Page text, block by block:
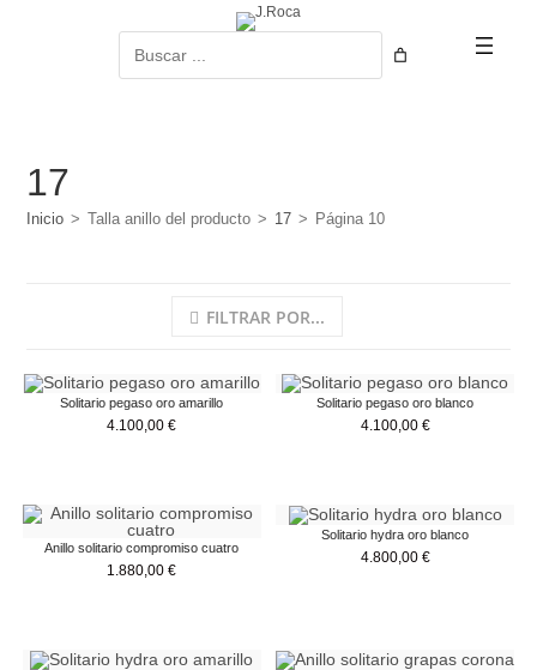
17
Inicio > Talla anillo del producto > 17 > Página 10
FILTRAR POR...
Solitario pegaso oro amarillo
4.100,00€
Solitario pegaso oro blanco
4.100,00 €
Anillo solitario compromiso cuatro
1.880,00€
Solitario hydra oro blanco
4.800,00 €